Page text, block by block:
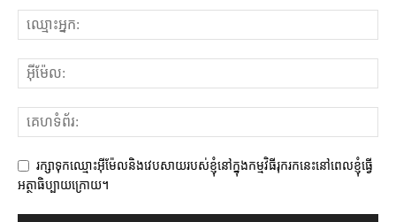
រក្សាទុកឈ្មោះអ៊ីម៉ែលនិងវេបសាយរបស់ខ្ញុំនៅក្នុងកម្មវិធីរុករកនេះនៅពេលខ្ញុំធ្វើ
អត្ថាធិប្បាយក្រោយ។